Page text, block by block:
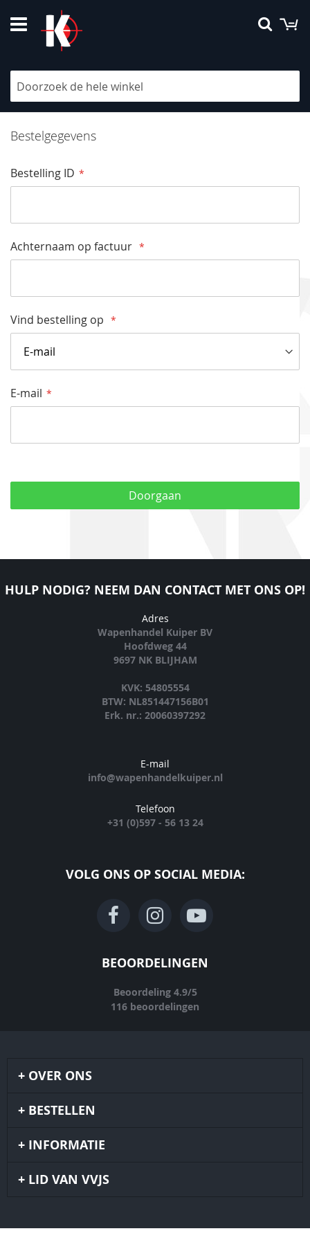
naar
de
Bestellingen en Retouren
Bestelgegevens
Bestelling ID
Achternaam op factuur
Vind bestelling op
E-mail
Doorgaan
HULP NODIG? NEEM DAN CONTACT MET ONS OP!
Adres
Wapenhandel Kuiper BV
Hoofdweg 44
9697 NK BLIJHAM
KVK: 54805554
BTW: NL851447156B01
Erk. nr.: 20060397292
E-mail
info@wapenhandelkuiper.nl
Telefoon
+31 (0)597 - 56 13 24
VOLG ONS OP SOCIAL MEDIA:
BEOORDELINGEN
Beoordeling 4.9/5
116 beoordelingen
OVER ONS
BESTELLEN
INFORMATIE
LID VAN VVJS